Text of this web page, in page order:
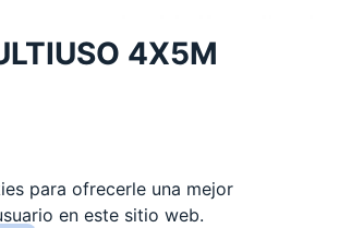
4X5M
para ofrecerle una mejor
en este sitio web.